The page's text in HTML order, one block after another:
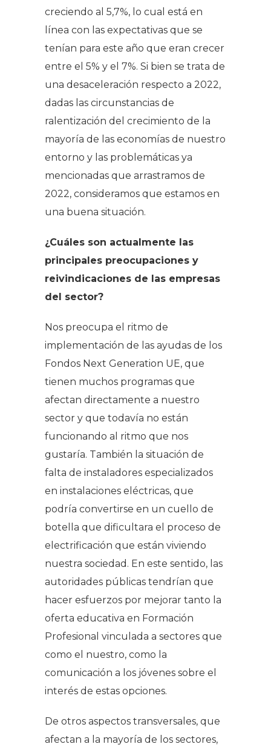
creciendo al 5,7%, lo cual está en
línea con las expectativas que se
tenían para este año que eran crecer
entre el 5% y el 7%. Si bien se trata de
una desaceleración respecto a 2022,
dadas las circunstancias de
ralentización del crecimiento de la
mayoría de las economías de nuestro
entorno y las problemáticas ya
mencionadas que arrastramos de
2022, consideramos que estamos en
una buena situación.
¿Cuáles son actualmente las
principales preocupaciones y
reivindicaciones de las empresas
del sector?
Nos preocupa el ritmo de
implementación de las ayudas de los
Fondos Next Generation UE, que
tienen muchos programas que
afectan directamente a nuestro
sector y que todavía no están
funcionando al ritmo que nos
gustaría. También la situación de
falta de instaladores especializados
en instalaciones eléctricas, que
podría convertirse en un cuello de
botella que dificultara el proceso de
electrificación que están viviendo
nuestra sociedad. En este sentido, las
autoridades públicas tendrían que
hacer esfuerzos por mejorar tanto la
oferta educativa en Formación
Profesional vinculada a sectores que
como el nuestro, como la
comunicación a los jóvenes sobre el
interés de estas opciones.
De otros aspectos transversales, que
afectan a la mayoría de los sectores,